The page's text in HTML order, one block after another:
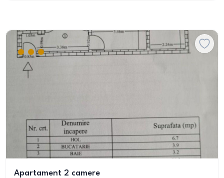
Apartament 2 camere